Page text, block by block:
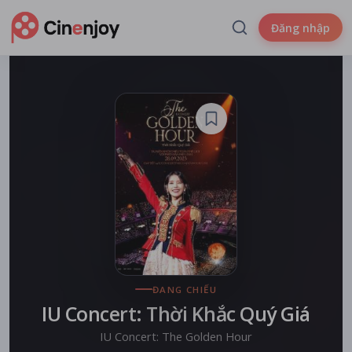
Đăng nhập
ĐANG CHIẾU
IU Concert: Thời Khắc Quý Giá
IU Concert: The Golden Hour